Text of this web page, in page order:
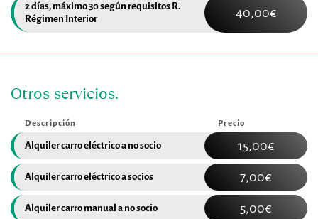
2 días, máximo 30 según requisitos R.
Régimen Interior
40,00€
Otros servicios.
Descripción Precio
Alquiler carro eléctrico a no socio 15,00€
Alquiler carro eléctrico a socios 7,00€
Alquiler carro manual a no socio 5,00€